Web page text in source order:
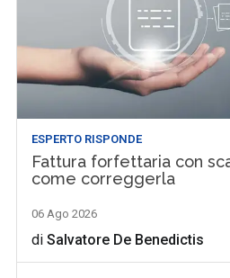
ESPERTO RISPONDE
Fattura forfettaria con
come correggerla
06 Ago 2026
diSalvatore De Benedictis